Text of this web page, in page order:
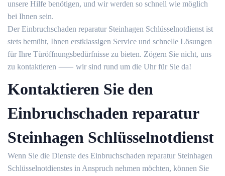
unsere Hilfe benötigen, und wir werden so schnell wie möglich
bei Ihnen sein.​
Der Einbruchschaden reparatur Steinhagen Schlüsselnotdienst ist
stets bemüht, Ihnen erstklassigen Service und schnelle Lösungen
für Ihre Türöffnungsbedürfnisse zu bieten.​ Zögern Sie nicht, uns
zu kontaktieren ⸺ wir sind rund um die Uhr für Sie da!​
Kontaktieren Sie den
Einbruchschaden reparatur
Steinhagen Schlüsselnotdienst
Wenn Sie die Dienste des Einbruchschaden reparatur Steinhagen
Schlüsselnotdienstes in Anspruch nehmen möchten, können Sie